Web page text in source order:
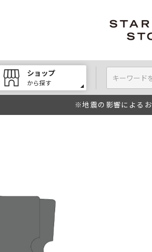
ショップ
から探す
※地震の影響による